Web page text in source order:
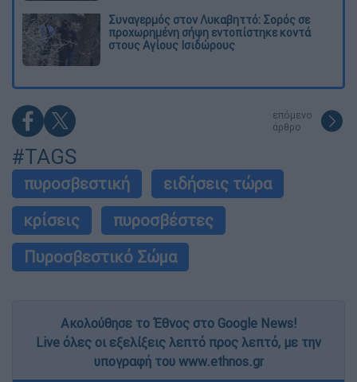
Συναγερμός στον Λυκαβηττό: Σορός σε
προχωρημένη σήψη εντοπίστηκε κοντά
στους Αγίους Ισιδώρους
επόμενο
άρθρο
#TAGS
πυροσβεστική
ειδήσεις τώρα
κρίσεις
πυροσβέστες
Πυροσβεστικό Σώμα
Ακολούθησε το Έθνος στο Google News!
Live όλες οι εξελίξεις λεπτό προς λεπτό, με την
υπογραφή του www.ethnos.gr